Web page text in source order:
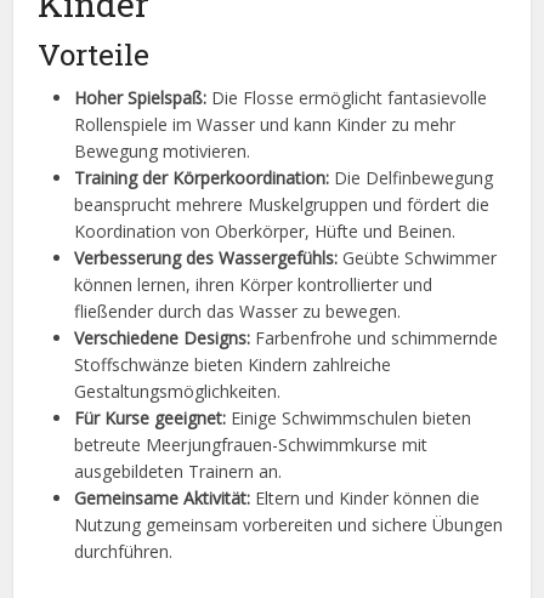
Vorteile
Hoher Spielspaß: Die Flosse ermöglicht fantasievolle
Rollenspiele im Wasser und kann Kinder zu mehr
Bewegung motivieren.
Training der Körperkoordination: Die Delfinbewegung
beansprucht mehrere Muskelgruppen und fördert die
Koordination von Oberkörper, Hüfte und Beinen.
Verbesserung des Wassergefühls: Geübte Schwimmer
können lernen, ihren Körper kontrollierter und
fließender durch das Wasser zu bewegen.
Verschiedene Designs: Farbenfrohe und schimmernde
Stoffschwänze bieten Kindern zahlreiche
Gestaltungsmöglichkeiten.
Für Kurse geeignet: Einige Schwimmschulen bieten
betreute Meerjungfrauen-Schwimmkurse mit
ausgebildeten Trainern an.
Gemeinsame Aktivität: Eltern und Kinder können die
Nutzung gemeinsam vorbereiten und sichere Übungen
durchführen.